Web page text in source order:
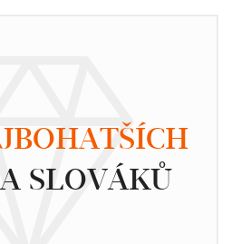
SLOVÁKŮ